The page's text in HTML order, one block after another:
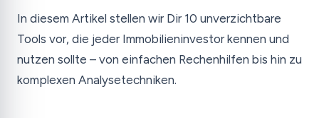
In diesem Artikel stellen wir Dir 10 unverzichtbare
Tools vor, die jeder Immobilieninvestor kennen und
nutzen sollte – von einfachen Rechenhilfen bis hin zu
komplexen Analysetechniken.